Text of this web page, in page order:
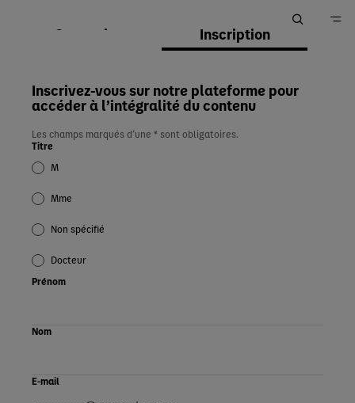
Connexion Inscription
Inscrivez-vous sur notre plateforme pour
accéder à l’intégralité du contenu
Les champs marqués d’une * sont obligatoires.
Titre
M
Mme
Non spécifié
Docteur
Prénom
Nom
E-mail